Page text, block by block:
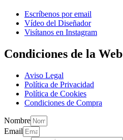
Escríbenos por email
Vídeo del Diseñador
Visítanos en Instagram
Condiciones de la Web
Aviso Legal
Política de Privacidad
Política de Cookies
Condiciones de Compra
Nombre
Email